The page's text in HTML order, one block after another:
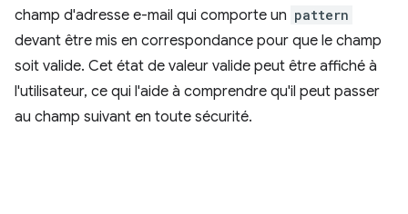
champ d'adresse e-mail qui comporte un pattern
devant être mis en correspondance pour que le champ
soit valide. Cet état de valeur valide peut être affiché à
l'utilisateur, ce qui l'aide à comprendre qu'il peut passer
au champ suivant en toute sécurité.